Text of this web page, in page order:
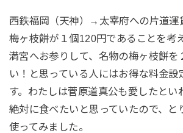
西鉄福岡（天神）→太宰府への片道運
梅ヶ枝餅が１個120円であることを考
満宮へお参りして、名物の梅ヶ枝餅を
い！と思っている人にはお得な料金設
す。わたしは菅原道真公も愛したとい
絶対に食べたいと思っていたので、と
使ってみました。